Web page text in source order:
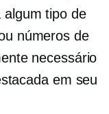
algum tipo de
números de
necessário
em seu